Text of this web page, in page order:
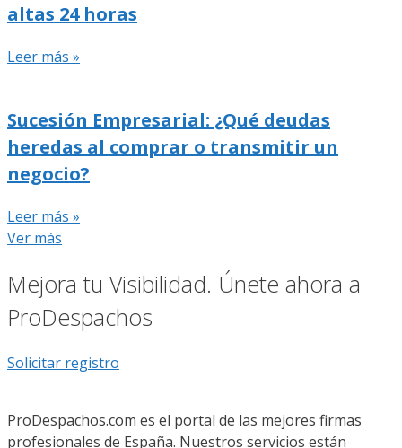
altas 24 horas
Leer más »
Sucesión Empresarial: ¿Qué deudas
heredas al comprar o transmitir un
negocio?
Leer más »
Ver más
Mejora tu Visibilidad. Únete ahora a
ProDespachos
Solicitar registro
ProDespachos.com es el portal de las mejores firmas
profesionales de España. Nuestros servicios están